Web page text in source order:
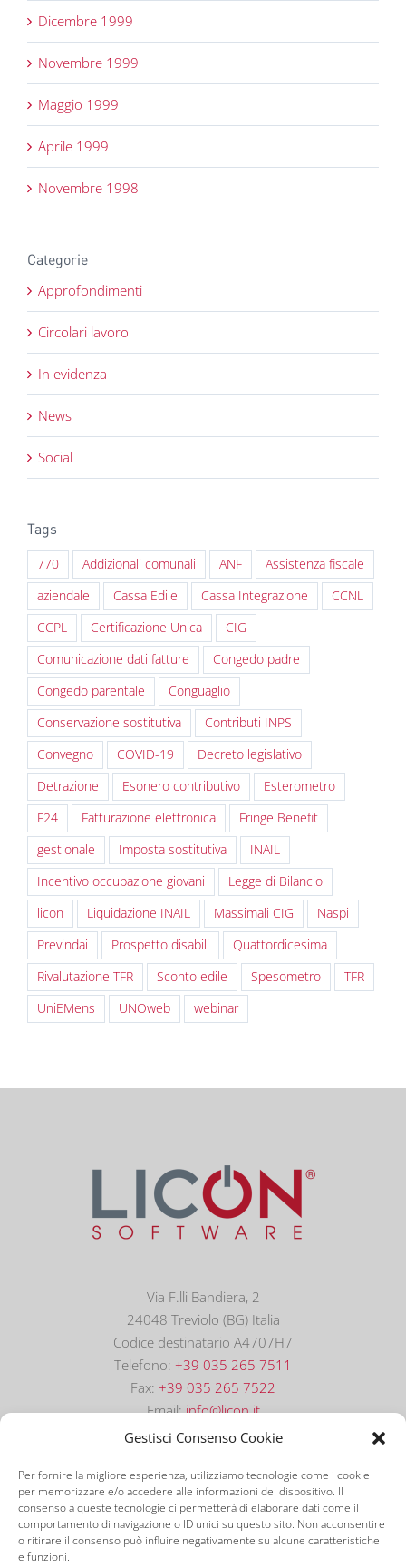
Gestisci Consenso Cookie
Per fornire la migliore esperienza, utilizziamo tecnologie come i cookie
per memorizzare e/o accedere alle informazioni del dispositivo. Il
consenso a queste tecnologie ci permetterà di elaborare dati come il
comportamento di navigazione o ID unici su questo sito. Non acconsentire
o ritirare il consenso può influire negativamente su alcune caratteristiche
e funzioni.
Dicembre 1999
Novembre 1999
Maggio 1999
Aprile 1999
Novembre 1998
Categorie
Approfondimenti
Circolari lavoro
In evidenza
News
Social
Tags
770 Addizionali comunali ANF
Assistenza fiscale
aziendale
Cassa Edile Cassa Integrazione
CCNL
CCPL
Certificazione Unica
CIG
Comunicazione dati fatture
Congedo padre
Congedo parentale
Conguaglio
Conservazione sostitutiva
Contributi INPS
Convegno
COVID-19
Decreto legislativo
Detrazione
Esonero contributivo
Esterometro
F24
Fatturazione elettronica
Fringe Benefit
gestionale
Imposta sostitutiva
INAIL
Incentivo occupazione giovani
Legge di Bilancio
licon
Liquidazione INAIL Massimali CIG
Naspi
Previndai
Prospetto disabili
Quattordicesima
Rivalutazione TFR
Sconto edile Spesometro
TFR
UniEMens
UNOweb webinar
Via F.lli Bandiera, 2
24048 Treviolo (BG) Italia
Codice destinatario A4707H7
Telefono: +39 035 265 7511
Fax: +39 035 265 7522
Email:info@licon.it